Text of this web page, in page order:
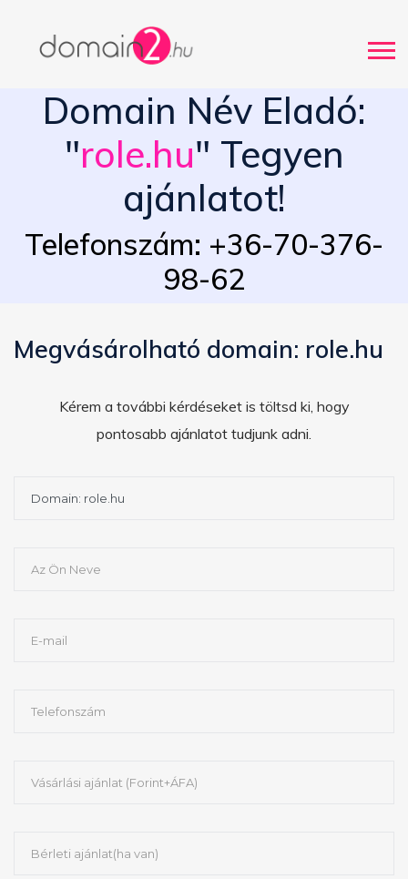
Domain Név Eladó:
"role.hu" Tegyen
ajánlatot!
Telefonszám: +36-70-376-
98-62
Megvásárolható domain: role.hu
Kérem a további kérdéseket is töltsd ki, hogy
pontosabb ajánlatot tudjunk adni.